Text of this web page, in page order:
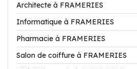
Architecte à FRAMERIES
Informatique à FRAMERIES
Pharmacie à FRAMERIES
Salon de coiffure à FRAMERIES